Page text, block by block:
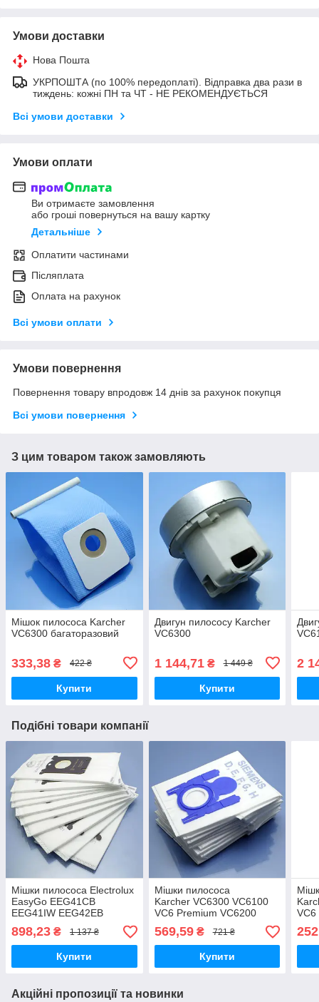
Умови доставки
Нова Пошта
УКРПОШТА (по 100% передоплаті). Відправка два рази в
тиждень: кожні ПН та ЧТ - НЕ РЕКОМЕНДУЄТЬСЯ
Всі умови доставки
Умови оплати
Ви отримаєте замовлення
або гроші повернуться на вашу картку
Детальніше
Оплатити частинами
Післяплата
Оплата на рахунок
Всі умови оплати
Умови повернення
Повернення товару впродовж 14 днів за рахунок покупця
Всі умови повернення
З цим товаром також замовляють
Мішок пилососа Karcher
VC6300 багаторазовий
333,38 ₴ 422 ₴
Купити
Двигун пилососу Karcher
VC6300
1 144,71₴ 1 449 ₴
Купити
2
Подібні товари компанії
Мішки пилососа Electrolux
EasyGo EEG41CB
EEG41IW EEG42EB
EEG43WR EEG44IGM VC-
H4217E одноразові 10шт
898,23 ₴ 1 137 ₴
Купити
Мішки пилососа
Karcher VC6300 VC6100
VC6 Premium VC6200
VC6250 VC6150 VC6350
одноразові 10шт
569,59₴ 721 ₴
Купити
VC6
Акційні пропозиції та новинки